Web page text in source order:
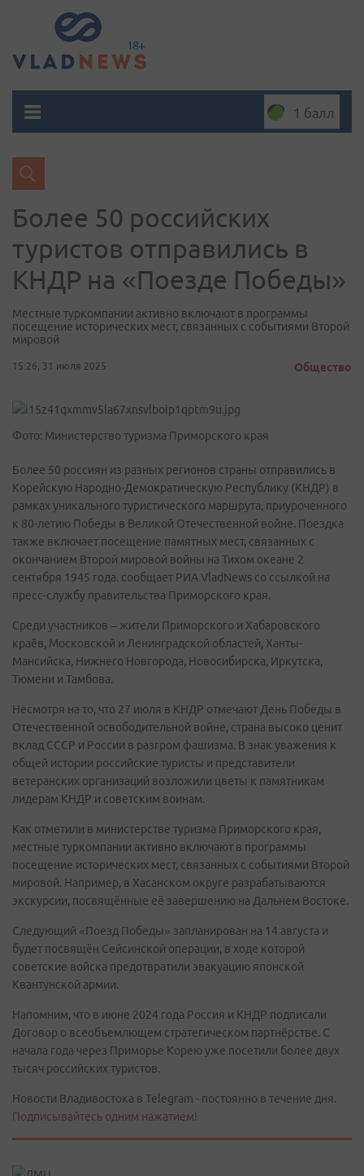
1 балл
Более 50 российских
туристов отправились в
КНДР на «Поезде Победы»
Местные туркомпании активно включают в программы
посещение исторических мест, связанных с событиями Второй
мировой
15:26, 31 июля 2025 Общество
Фото: Министерство туризма Приморского края
Более 50 россиян из разных регионов страны отправились в
Корейскую Народно-Демократическую Республику (КНДР) в
рамках уникального туристического маршрута, приуроченного
к 80-летию Победы в Великой Отечественной войне. Поездка
также включает посещение памятных мест, связанных с
окончанием Второй мировой войны на Тихом океане 2
сентября 1945 года. сообщает РИА VladNews со ссылкой на
пресс-службу правительства Приморского края.
Среди участников – жители Приморского и Хабаровского
краёв, Московской и Ленинградской областей, Ханты-
Мансийска, Нижнего Новгорода, Новосибирска, Иркутска,
Тюмени и Тамбова.
Несмотря на то, что 27 июля в КНДР отмечают День Победы в
Отечественной освободительной войне, страна высоко ценит
вклад СССР и России в разгром фашизма. В знак уважения к
общей истории российские туристы и представители
ветеранских организаций возложили цветы к памятникам
лидерам КНДР и советским воинам.
Как отметили в министерстве туризма Приморского края,
местные туркомпании активно включают в программы
посещение исторических мест, связанных с событиями Второй
мировой. Например, в Хасанском округе разрабатываются
экскурсии, посвящённые её завершению на Дальнем Востоке.
Следующий «Поезд Победы» запланирован на 14 августа и
будет посвящён Сейсинской операции, в ходе которой
советские войска предотвратили эвакуацию японской
Квантунской армии.
Напомним, что в июне 2024 года Россия и КНДР подписали
Договор о всеобъемлющем стратегическом партнёрстве. С
начала года через Приморье Корею уже посетили более двух
тысяч российских туристов.
Новости Владивостока в Telegram - постоянно в течение дня.
Подписывайтесь одним нажатием!